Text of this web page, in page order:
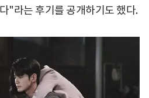
"라는 후기를 공개하기도 했다.